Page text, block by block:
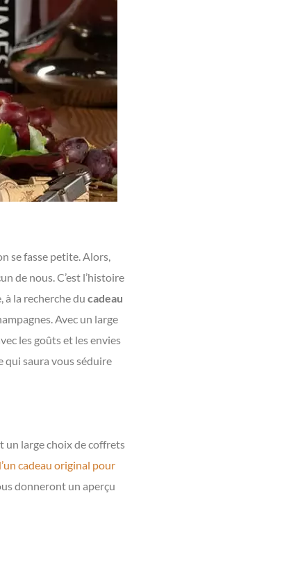
se fasse petite. Alors,
de nous. C’est l’histoire
à la recherche du cadeau
Avec un large
les goûts et les envies
qui saura vous séduire
un large choix de coffrets
cadeau original pour
donneront un aperçu